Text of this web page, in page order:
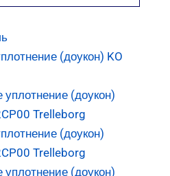
(доукон) KO
(доукон)
Trelleborg